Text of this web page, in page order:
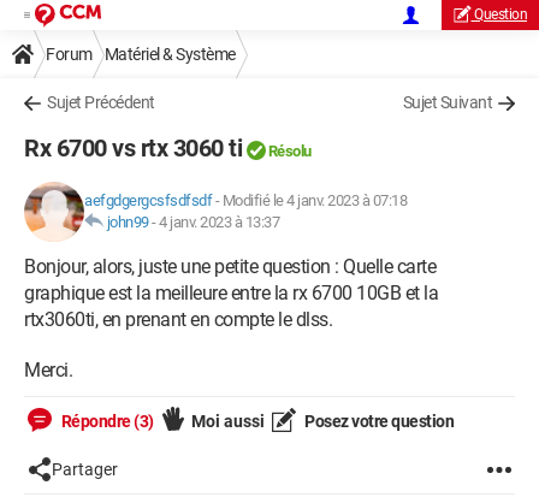
Question
Forum Matériel & Système
Sujet Précédent Sujet Suivant
Rx 6700 vs rtx 3060 ti Résolu
aefgdgergcsfsdfsdf- Modifié le 4 janv. 2023 à 07:18
john99-4 janv. 2023 à 13:37
Bonjour, alors, juste une petite question : Quelle carte
graphique est la meilleure entre la rx 6700 10GB et la
rtx3060ti, en prenant en compte le dlss.
Merci.
Répondre (3) Moi aussi Posez votre question
Partager